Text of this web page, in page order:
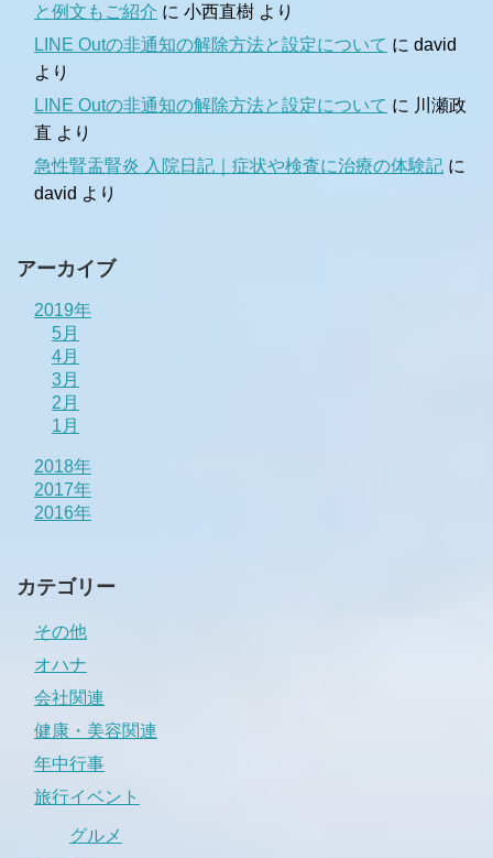
と例文もご紹介 に 小西直樹 より
LINE Outの非通知の解除方法と設定について に david
より
LINE Outの非通知の解除方法と設定について に 川瀬政
直 より
急性腎盂腎炎 入院日記｜症状や検査に治療の体験記 に
david より
アーカイブ
2019年
5月
4月
3月
2月
1月
2018年
2017年
2016年
カテゴリー
その他
オハナ
会社関連
健康・美容関連
年中行事
旅行イベント
グルメ